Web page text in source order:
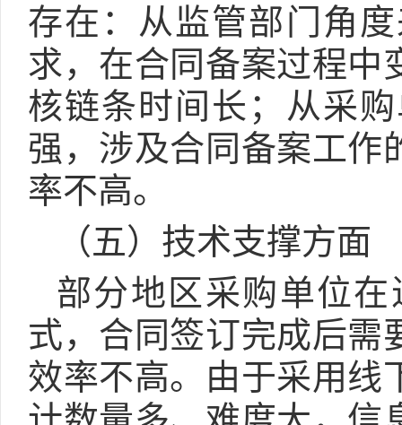
存在：从监管部门角
求，在合同备案过程中
核链条时间长；从采
强，涉及合同备案工作
率不高。
（五）技术支撑方面
部分地区采购单位
式，合同签订完成后需
效率不高。由于采用线